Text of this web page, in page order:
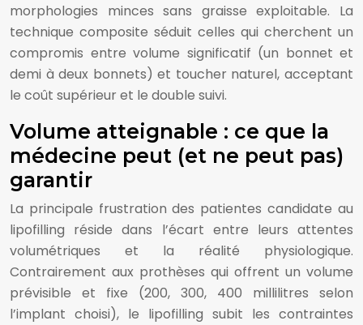
morphologies minces sans graisse exploitable. La
technique composite séduit celles qui cherchent un
compromis entre volume significatif (un bonnet et
demi à deux bonnets) et toucher naturel, acceptant
le coût supérieur et le double suivi.
Volume atteignable : ce que la
médecine peut (et ne peut pas)
garantir
La principale frustration des patientes candidate au
lipofilling réside dans l’écart entre leurs attentes
volumétriques et la réalité physiologique.
Contrairement aux prothèses qui offrent un volume
prévisible et fixe (200, 300, 400 millilitres selon
l’implant choisi), le lipofilling subit les contraintes